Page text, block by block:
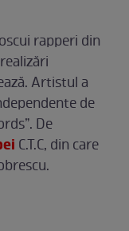
rapperi din
Artistul a
de
De
C.T.C, din care